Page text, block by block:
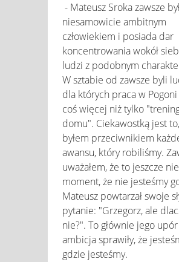
- Mateusz Sroka zawsze
niesamowicie ambitnym
człowiekiem i posiada dar
koncentrowania wokół
ludzi z podobnym
W sztabie od zawsze byli
dla których praca w Pogoni
coś więcej niż tylko
domu". Ciekawostką jest
byłem przeciwnikiem
awansu, który robiliśmy.
uważałem, że to jeszcze
moment, że nie jesteśmy
Mateusz powtarzał swoje
pytanie: "Grzegorz, ale
nie?". To głównie jego
ambicja sprawiły, że
gdzie jesteśmy.